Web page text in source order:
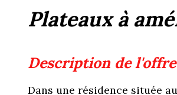
plateaux à
description de l'offre
Dans une résidence située